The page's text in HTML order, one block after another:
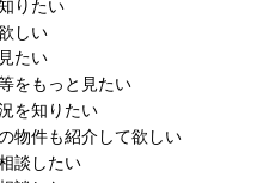
りたい
しい
たい
をもっと見たい
を知りたい
物件も紹介して欲しい
談したい